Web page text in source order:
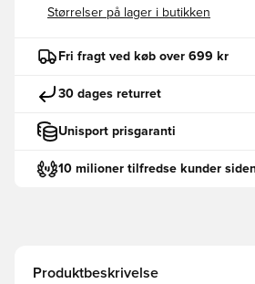
Størrelser på lager i butikken
Fri fragt ved køb over 699 kr
30 dages returret
Unisport prisgaranti
10 milioner tilfredse kunder
Produktbeskrivelse